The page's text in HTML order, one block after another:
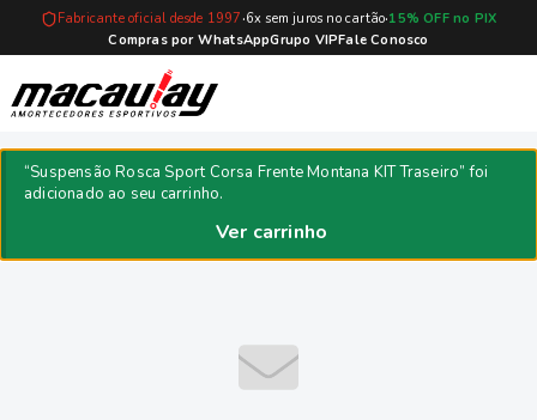
Fabricante oficial desde 1997 ·6x sem juros no cartão·15% OFF no PIX
Compras por WhatsAppGrupo VIPFale Conosco
“Suspensão Rosca Sport Corsa Frente Montana KIT Traseiro” foi
adicionado ao seu carrinho.
Ver carrinho